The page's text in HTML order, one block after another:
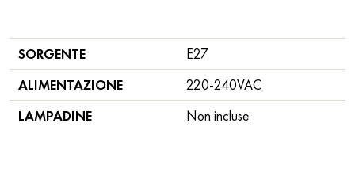
SORGENTE
E27
ALIMENTAZIONE
220-240VAC
LAMPADINE
Non incluse